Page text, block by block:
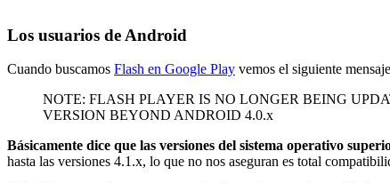
Los usuarios de Android
Cuando buscamos Flash en Google Play vemos el siguiente
NOTE: FLASH PLAYER IS NO LONGER BEING
VERSION BEYOND ANDROID 4.0.x
Básicamente dice que las versiones del sistema operativo
hasta las versiones 4.1.x, lo que no nos aseguran es total